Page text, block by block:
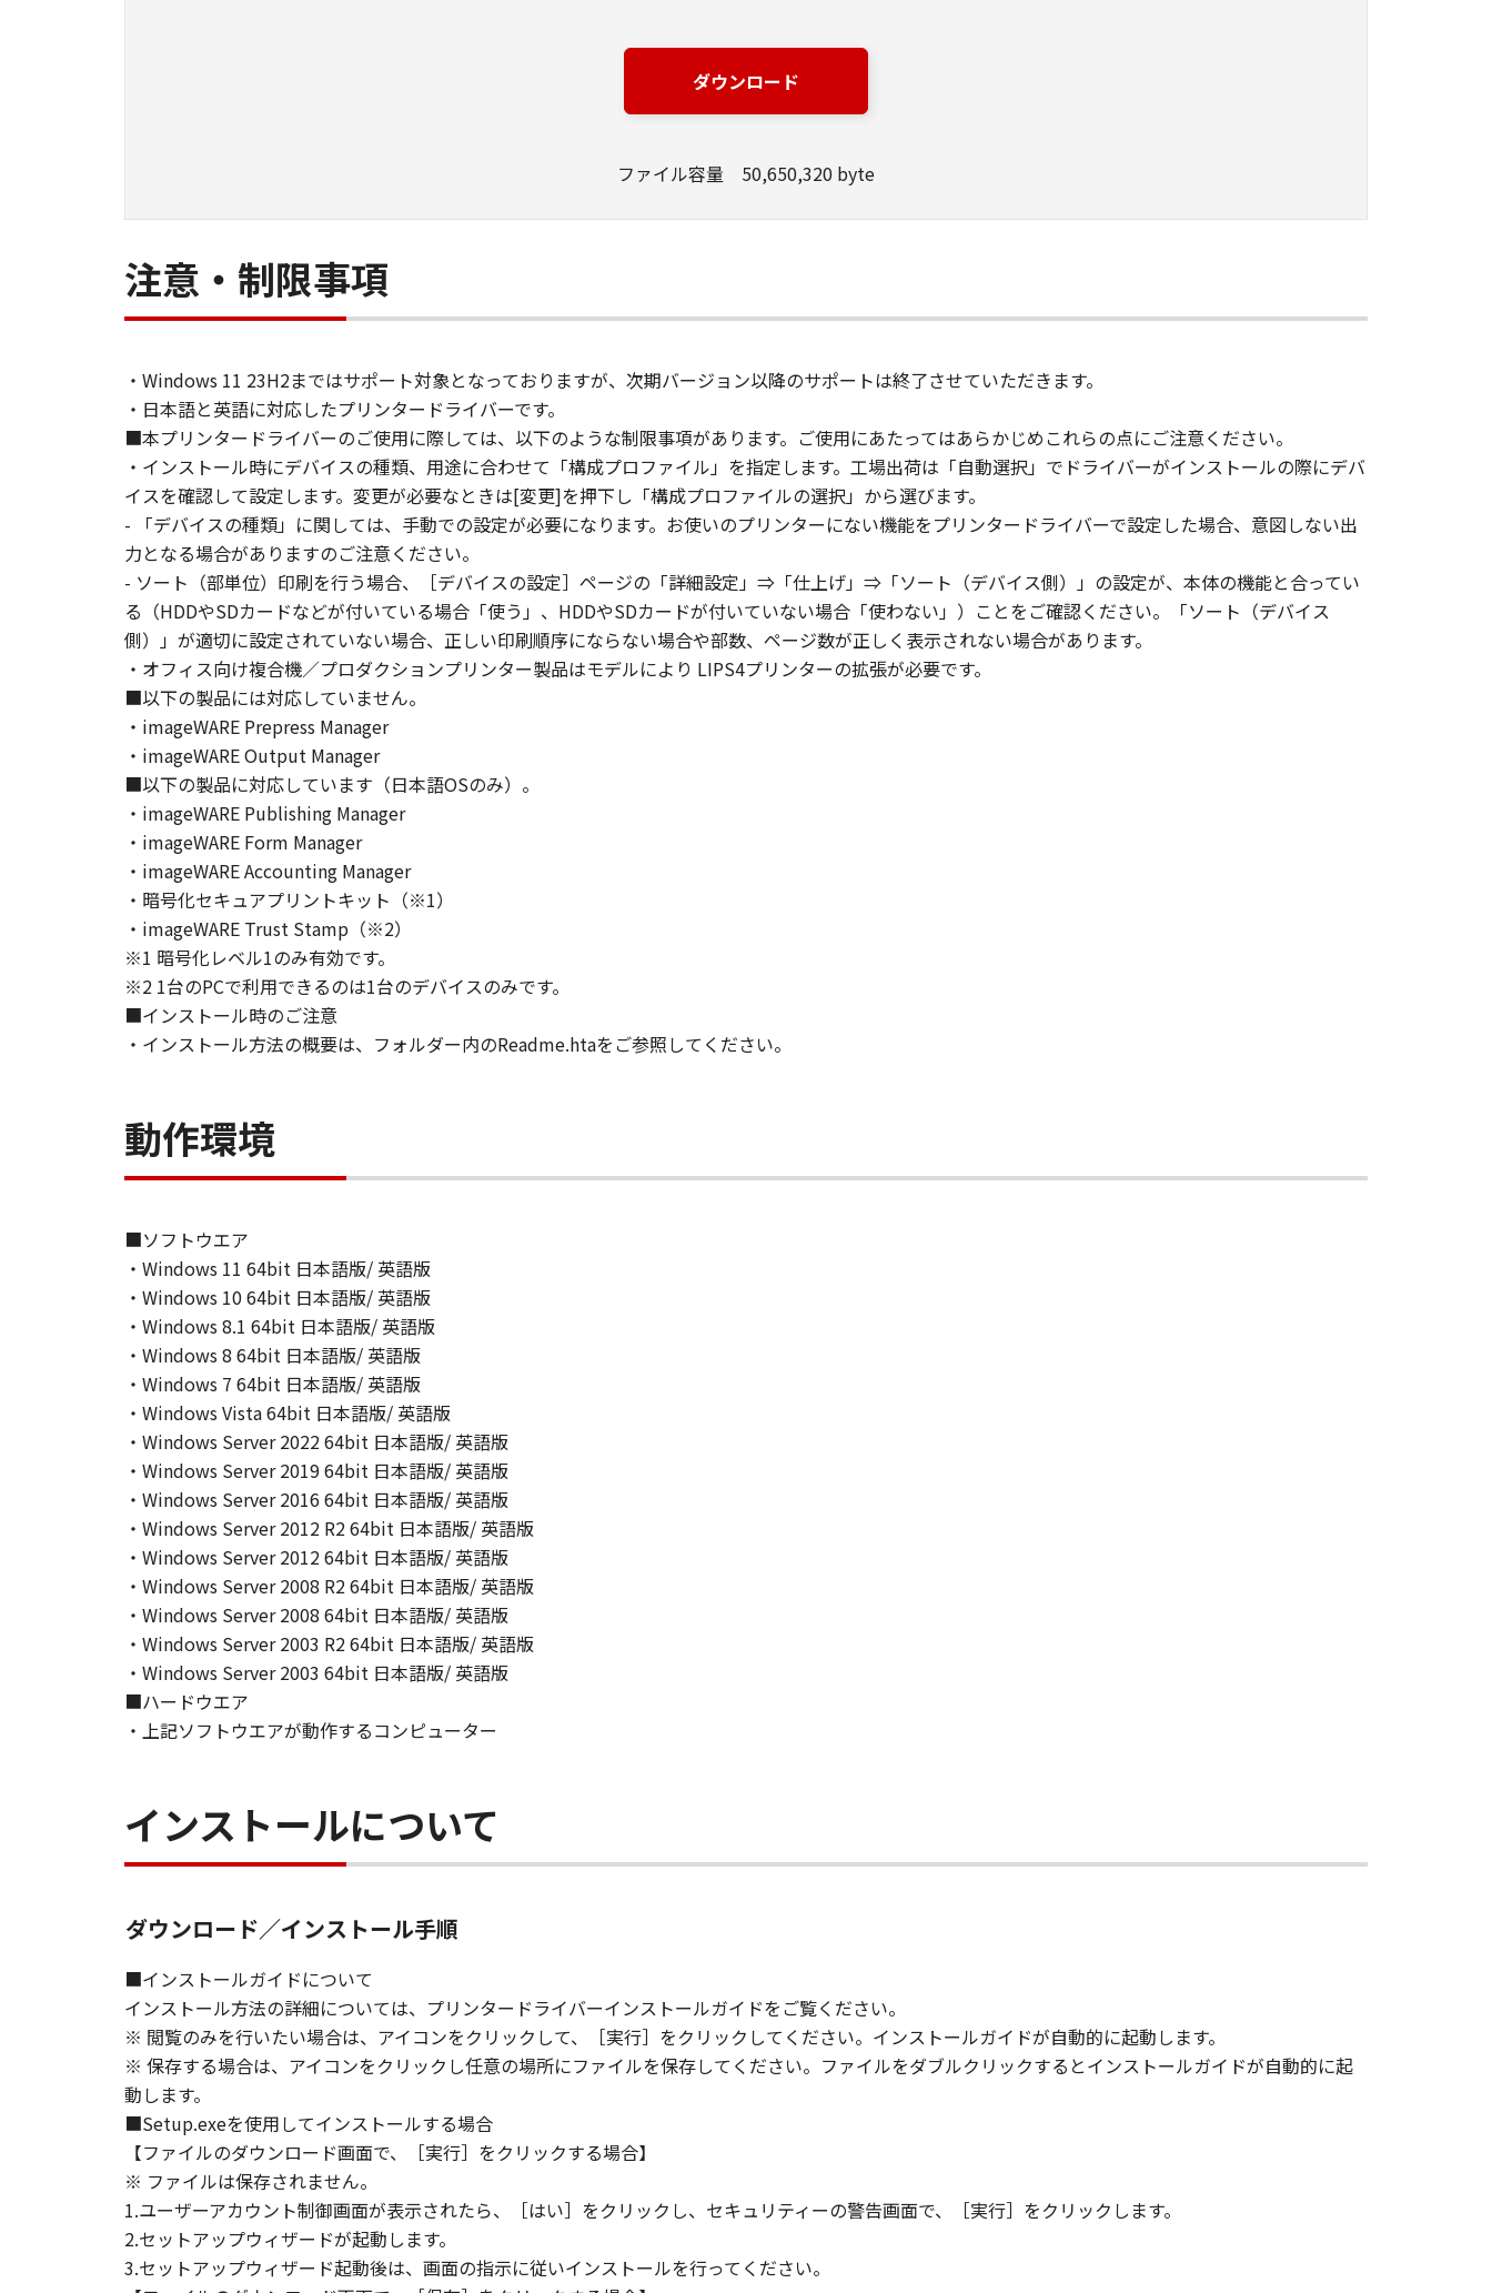
ネットワークを通じて接続されたコンピューター上で、かかるコンピューターの使用者に対して「本ソフトウェア」を使用させることが
できますが、かかるコンピューターの使用者に本契約書上の義務および条件を遵守させるとともに、その履行に関し全責任を負うことを
(2) お客様は、上記(1)に基づいて「本ソフトウェア」を使用するためのバックアップとして、「本ソフトウェア」を１部、複製すること
(3) 上記(1)および(2)に定める場合を除き、キヤノンまたはキヤノンのライセンサーのいかなる知的財産権も、明示たると黙示たるとを問
２．制限
(1) お客様は、再使用許諾、譲渡、販売、頒布、リースもしくは貸与その他の方法により、第三者に「本ソフトウェア」を使用させるこ
とはできません。
お客様は、「本ソフトウェア」に含まれるキヤノンまたはキヤノンのライセンサーの著作権表示を変更し、除去しもしくは削除してはな
りません。
４．所有権
「本ソフトウェア」に係る権原および所有権は、その内容によりキヤノンまたはキヤノンのライセンサーに帰属します。
５．輸出
お客様は、日本国政府または関連する外国政府より必要な許可等を得ることなしに、「本ソフトウェア」の全部または一部を、直接また
は間接に輸出してはなりません。
６．サポートおよびアップデート
キヤノン、キヤノンの子会社、関係会社、それらの販売代理店および販売店、並びにキヤノンのライセンサーは、お客様による「本ソフ
トウェア」の使用を支援すること、および「本ソフトウェア」に対してアップデート、バグの修正あるいはサポートを行うことについ
て、いかなる責任も負うものではありません。
７．保証の否認・免責
(1) 「本ソフトウェア」は、『現状のまま』の状態で使用許諾されます。キヤノン、キヤノンのライセンサー、キヤノンの子会社、キヤ
ノンの関連会社、それらの販売代理店または販売店のいずれも、「本ソフトウェア」に関して、商品性および特定の目的への適合性の保
証を含め、いかなる保証も、明示たると黙示たるとを問わず一切しないものとします。
(2) キヤノン、キヤノンのライセンサー、キヤノンの子会社、キヤノンの関連会社、それらの販売代理店または販売店のいずれも、「本
ソフトウェア」の使用または使用不能から生ずるいかなる損害（逸失利益およびその他の派生的または付随的な損害を含むがこれらに限
定されない全ての損害を言います。）について、適用法で認められる限り、一切の責任を負わないものとします。たとえ、キヤノン、キ
ヤノンのライセンサー、キヤノンの子会社、キヤノンの関連会社、それらの販売代理店または販売店がかかる損害の可能性について知ら
されていた場合でも同様です。
(3) キヤノン、キヤノンのライセンサー、キヤノンの子会社、キヤノンの関連会社、それらの販売代理店または販売店のいずれも、「本
ソフトウェア」、または「本ソフトウェア」の使用に起因または関連してお客様と第三者との間に生じたいかなる紛争についても、一切
責任を負わないものとします。
８．契約期間
(1) 本契約書は、お客様が、『同意』を示す下記のボタンをクリックした時点、または「本ソフトウェア」をインストールした時点で発
効し、下記(2)または(3)により終了されるまで有効に存続します。
(3) お客様が本契約書のいずれかの条項に違反した場合、本契約書は直ちに終了します。
(4) お客様は、上記(3)によって本契約書が終了した場合、速やかに、「本ソフトウェア」およびその複製物のすべてを廃棄または消去す
るものとします。
す。
９．U.S. GOVERNMENT RESTRICTED RIGHTS NOTICE
“米国政府エンドユーザー”とは、米国政府の機関また団体を意味します。もしお客様が米国政府エンドユーザーである場合、以下の規定
が適用されます：The SOFTWARE is a "commercial item," as that term is defined at 48 C.F.R. 2.101 (Oct 1995), consisting of
"commercial computer software" and "commercial computer software documentation," as such terms are used in 48 C.F.R. 12.212
(Sept 1995). Consistent with 48 C.F.R. 12.212 and 48 C.F.R. 227.7202-1 through 227.7202-4 (June 1995), all U.S. Government End
Users shall acquire the SOFTWARE with only those rights set forth herein. The manufacturer is Canon Inc./30-2, Shimomaruko 3-
chome, Ohta-ku, Tokyo 146-8501, Japan.
本条項中で使用される"the SOFTWARE"とは、本契約書中で定義される「本ソフトウェア」を意味し、指し示すものとします。
10．分離可能性
本契約書のいずれかの条項またはその一部が法律により無効であると決定された場合でも、その他の条項は完全に有効に存続するものと
します。
以 上
キヤノン株式会社
No.026373
ダウンロード
ファイル容量 50,650,320 byte
注意・制限事項
・Windows 11 23H2まではサポート対象となっておりますが、次期バージョン以降のサポートは終了させていただきます。
・日本語と英語に対応したプリンタードライバーです。
■本プリンタードライバーのご使用に際しては、以下のような制限事項があります。ご使用にあたってはあらかじめこれらの点にご注意ください。
・インストール時にデバイスの種類、用途に合わせて「構成プロファイル」を指定します。工場出荷は「自動選択」でドライバーがインストールの際にデバ
イスを確認して設定します。変更が必要なときは[変更]を押下し「構成プロファイルの選択」から選びます。
- 「デバイスの種類」に関しては、手動での設定が必要になります。お使いのプリンターにない機能をプリンタードライバーで設定した場合、意図しない出
力となる場合がありますのご注意ください。
- ソート（部単位）印刷を行う場合、［デバイスの設定］ページの「詳細設定」⇒「仕上げ」⇒「ソート（デバイス側）」の設定が、本体の機能と合ってい
る（HDDやSDカードなどが付いている場合「使う」、HDDやSDカードが付いていない場合「使わない」）ことをご確認ください。「ソート（デバイス
側）」が適切に設定されていない場合、正しい印刷順序にならない場合や部数、ページ数が正しく表示されない場合があります。
・オフィス向け複合機／プロダクションプリンター製品はモデルにより LIPS4プリンターの拡張が必要です。
■以下の製品には対応していません。
・imageWARE Prepress Manager
・imageWARE Output Manager
■以下の製品に対応しています（日本語OSのみ）。
・imageWARE Publishing Manager
・imageWARE Form Manager
・imageWARE Accounting Manager
・暗号化セキュアプリントキット（※1）
・imageWARE Trust Stamp（※2）
※1 暗号化レベル1のみ有効です。
※2 1台のPCで利用できるのは1台のデバイスのみです。
■インストール時のご注意
・インストール方法の概要は、フォルダー内のReadme.htaをご参照してください。
動作環境
■ソフトウエア
・Windows 11 64bit 日本語版/ 英語版
・Windows 10 64bit 日本語版/ 英語版
・Windows 8.1 64bit 日本語版/ 英語版
・Windows 8 64bit 日本語版/ 英語版
・Windows 7 64bit 日本語版/ 英語版
・Windows Vista 64bit 日本語版/ 英語版
・Windows Server 2022 64bit 日本語版/ 英語版
・Windows Server 2019 64bit 日本語版/ 英語版
・Windows Server 2016 64bit 日本語版/ 英語版
・Windows Server 2012 R2 64bit 日本語版/ 英語版
・Windows Server 2012 64bit 日本語版/ 英語版
・Windows Server 2008 R2 64bit 日本語版/ 英語版
・Windows Server 2008 64bit 日本語版/ 英語版
・Windows Server 2003 R2 64bit 日本語版/ 英語版
・Windows Server 2003 64bit 日本語版/ 英語版
■ハードウエア
・上記ソフトウエアが動作するコンピューター
インストールについて
ダウンロード／インストール手順
■インストールガイドについて
インストール方法の詳細については、プリンタードライバーインストールガイドをご覧ください。
※ 閲覧のみを行いたい場合は、アイコンをクリックして、［実行］をクリックしてください。インストールガイドが自動的に起動します。
※ 保存する場合は、アイコンをクリックし任意の場所にファイルを保存してください。ファイルをダブルクリックするとインストールガイドが自動的に起
動します。
■Setup.exeを使用してインストールする場合
【ファイルのダウンロード画面で、［実行］をクリックする場合】
※ ファイルは保存されません。
1.ユーザーアカウント制御画面が表示されたら、［はい］をクリックし、セキュリティーの警告画面で、［実行］をクリックします。
2.セットアップウィザードが起動します。
3.セットアップウィザード起動後は、画面の指示に従いインストールを行ってください。